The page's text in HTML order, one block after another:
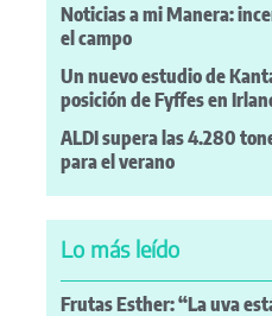
Noticias a mi Manera:
el campo
Un nuevo estudio de
posición de Fyffes en
ALDI supera las 4.280
para el verano
Lo más leído
Frutas Esther: “La uva